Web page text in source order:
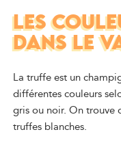
LES
DANS LE
La truffe est un
différentes couleurs
gris ou noir. On trouve
truffes blanches.